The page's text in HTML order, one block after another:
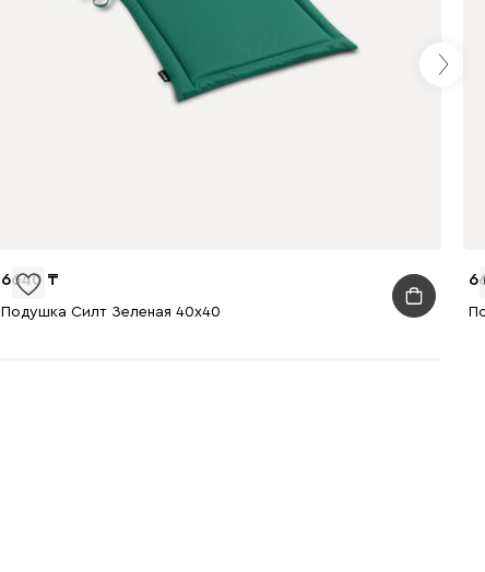
6640
Подушка Силт Зеленая 40x40